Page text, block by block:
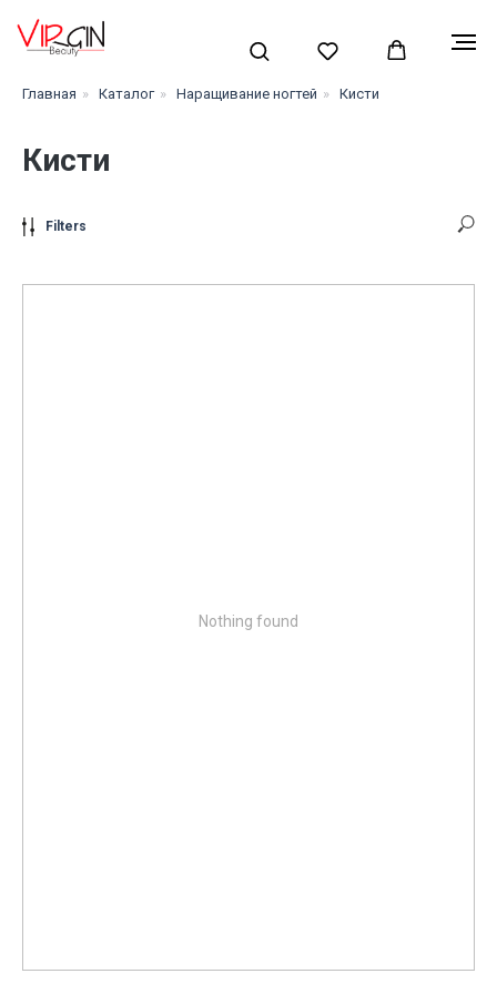
Главная » Каталог » Наращивание ногтей » Кисти
Кисти
Filters
Nothing found